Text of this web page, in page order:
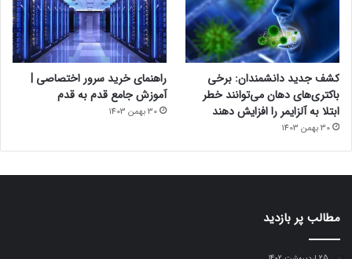
کشف جدید دانشمندان: برخی
باکتری‌های دهان می‌توانند خطر
ابتلا به آلزایمر را افزایش دهند
30 بهمن 1403
راهنمای خرید سرور اختصاصی |
آموزش جامع قدم به قدم
30 بهمن 1403
مطالب پر بازدید